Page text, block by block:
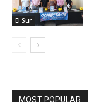
El Sur
MOST POPULAR